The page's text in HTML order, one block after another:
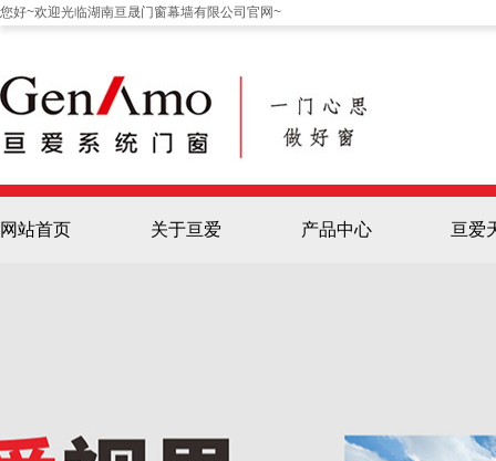
您好~欢迎光临湖南亘晟门窗幕墙有限公司官网~
网站首页 关于亘爱 产品中心 亘爱